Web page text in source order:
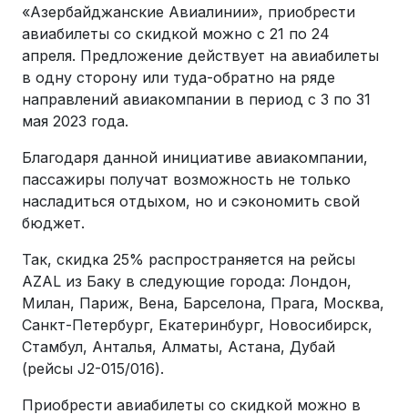
«Азербайджанские Авиалинии», приобрести
авиабилеты со скидкой можно с 21 по 24
апреля. Предложение действует на авиабилеты
в одну сторону или туда-обратно на ряде
направлений авиакомпании в период с 3 по 31
мая 2023 года.
Благодаря данной инициативе авиакомпании,
пассажиры получат возможность не только
насладиться отдыхом, но и сэкономить свой
бюджет.
Так, скидка 25% распространяется на рейсы
AZAL из Баку в следующие города: Лондон,
Милан, Париж, Вена, Барселона, Прага, Москва,
Санкт-Петербург, Екатеринбург, Новосибирск,
Стамбул, Анталья, Алматы, Астана, Дубай
(рейсы J2-015/016).
Приобрести авиабилеты со скидкой можно в